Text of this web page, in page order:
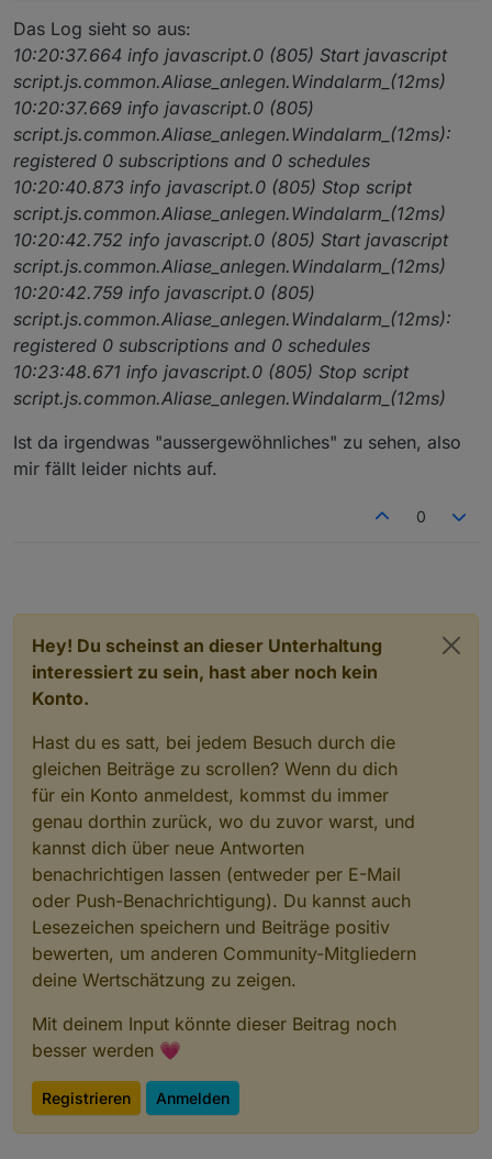
if($(idDst).length)
else {
      var obj = {};
      obj.
type = 'state';
      obj.common = getObject(idSrc).common;
      obj.common.alias = {};
      obj.common.alias.id = idSrc;
(typeAlias) obj.common.
= typeAlias;
if(obj.common.read !== false && read )
if (obj.common.write !== false && write)
if(nameAlias) obj.common.name = nameAlias;
if(role) obj.common.role = role;
if(desc) obj.common.desc = desc;
if (min !== undefined) obj.common.
if(max !== undefined) obj.common. max =
(unit) obj.common.unit = unit;
if(states) obj.common.states = states;
      obj.native = {};
      setObject(idDst, obj);
   }
Das Log sieht so aus:
10:20:37.664 info javascript.0 (805) Start javascript
script.js.common.Aliase_anlegen.Windalarm_(12ms)
10:20:37.669 info javascript.0 (805)
script.js.common.Aliase_anlegen.Windalarm_(12ms):
registered 0 subscriptions and 0 schedules
10:20:40.873 info javascript.0 (805) Stop script
script.js.common.Aliase_anlegen.Windalarm_(12ms)
10:20:42.752 info javascript.0 (805) Start javascript
script.js.common.Aliase_anlegen.Windalarm_(12ms)
10:20:42.759 info javascript.0 (805)
script.js.common.Aliase_anlegen.Windalarm_(12ms):
registered 0 subscriptions and 0 schedules
10:23:48.671 info javascript.0 (805) Stop script
script.js.common.Aliase_anlegen.Windalarm_(12ms)
Ist da irgendwas "aussergewöhnliches" zu sehen, also
mir fällt leider nichts auf.
0
Hey! Du scheinst an dieser Unterhaltung
interessiert zu sein, hast aber noch kein
Konto.
Hast du es satt, bei jedem Besuch durch die
gleichen Beiträge zu scrollen? Wenn du dich
für ein Konto anmeldest, kommst du immer
genau dorthin zurück, wo du zuvor warst, und
kannst dich über neue Antworten
benachrichtigen lassen (entweder per E-Mail
oder Push-Benachrichtigung). Du kannst auch
Lesezeichen speichern und Beiträge positiv
bewerten, um anderen Community-Mitgliedern
deine Wertschätzung zu zeigen.
Mit deinem Input könnte dieser Beitrag noch
besser werden 💗
Registrieren Anmelden